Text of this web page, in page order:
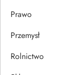
Prawo
Przemysł
Rolnictwo